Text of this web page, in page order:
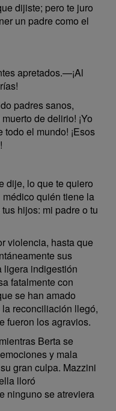
dijiste; pero te juro
un padre como el
apretados.—¡Al
padres sanos,
de delirio! ¡Yo
el mundo! ¡Esos
dije, lo que te quiero
médico quién tiene la
hijos: mi padre o tu
violencia, hasta que
sus
ligera indigestión
fatalmente con
se han amado
reconciliación llegó,
fueron los agravios.
Berta se
y mala
gran culpa. Mazzini
lloró
ninguno se atreviera